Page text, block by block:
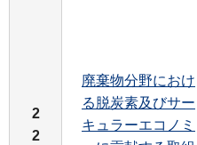
2
2
廃棄物分野におけ
る脱炭素及びサー
キュラーエコノミ